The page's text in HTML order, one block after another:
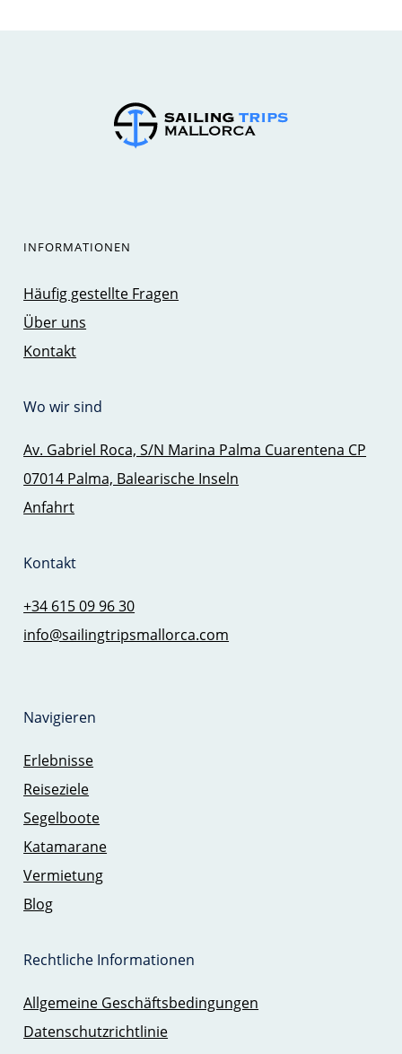
INFORMATIONEN
Häufig gestellte Fragen
Über uns
Kontakt
Wo wir sind
Av. Gabriel Roca, S/N Marina Palma Cuarentena CP
07014 Palma, Balearische Inseln
Anfahrt
Kontakt
+34 615 09 96 30
info@sailingtripsmallorca.com
Navigieren
Erlebnisse
Reiseziele
Segelboote
Katamarane
Vermietung
Blog
Rechtliche Informationen
Allgemeine Geschäftsbedingungen
Datenschutzrichtlinie